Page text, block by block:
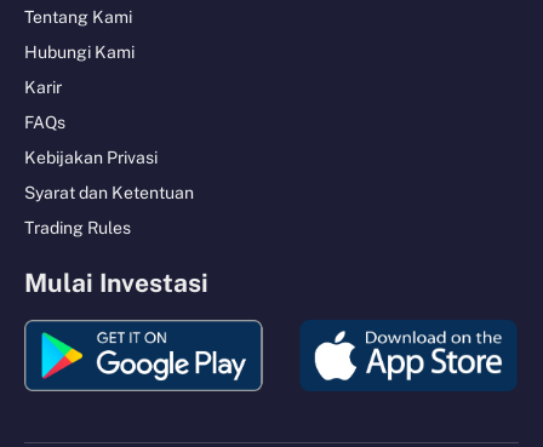
Tentang Kami
Hubungi Kami
Karir
FAQs
Kebijakan Privasi
Syarat dan Ketentuan
Trading Rules
Mulai Investasi